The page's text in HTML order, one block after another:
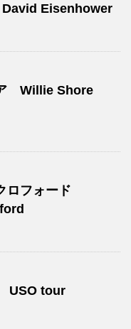
Eisenhower
Willie Shore
ロフォード
USO tour